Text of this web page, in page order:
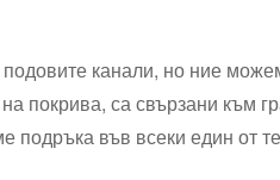
канали, но ние
покрива, са свързани към
подръка във всеки един от